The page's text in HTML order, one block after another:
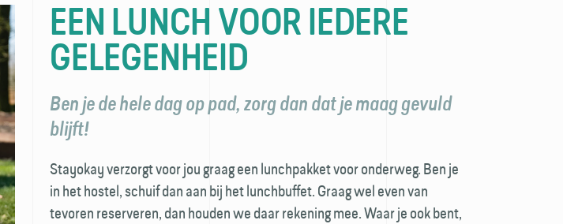
EEN LUNCH VOOR IEDERE
GELEGENHEID
Ben je de hele dag op pad, zorg dan dat je maag gevuld
blijft!
Stayokay verzorgt voor jou graag een lunchpakket voor onderweg. Ben je
in het hostel, schuif dan aan bij het lunchbuffet. Graag wel even van
tevoren reserveren, dan houden we daar rekening mee. Waar je ook bent,